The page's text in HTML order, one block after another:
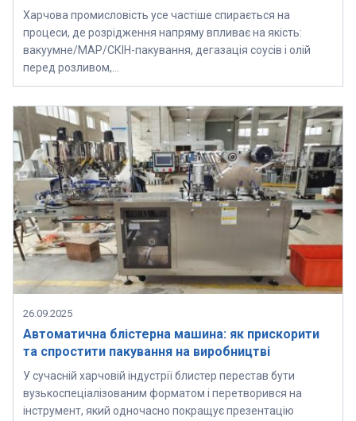
Харчова промисловість усе частіше спирається на
процеси, де розрідження напряму впливає на якість:
вакуумне/MAP/СКІН-пакування, дегазація соусів і олій
перед розливом,…
26.09.2025
Автоматична блістерна машина: як прискорити
та спростити пакування на виробництві
У сучасній харчовій індустрії блистер перестав бути
вузькоспеціалізованим форматом і перетворився на
інструмент, який одночасно покращує презентацію